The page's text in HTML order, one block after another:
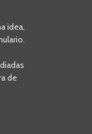
idea,
de